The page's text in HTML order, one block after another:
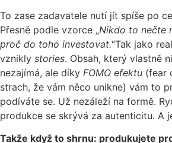
To zase zadavatele nutí jít spíše po
Přesně podle vzorce „Nikdo to nečte
proč do toho investovat.“Tak jako
vznikly stories. Obsah, který vlastně
nezajímá, ale díky FOMO efektu (fear
strach, že vám něco unikne) vám to
podíváte se. Už nezáleží na formě.
produkce se skrývá za autenticitu. A
Takže když to shrnu: produkujete